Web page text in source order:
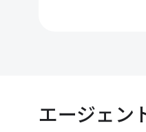
エージェン